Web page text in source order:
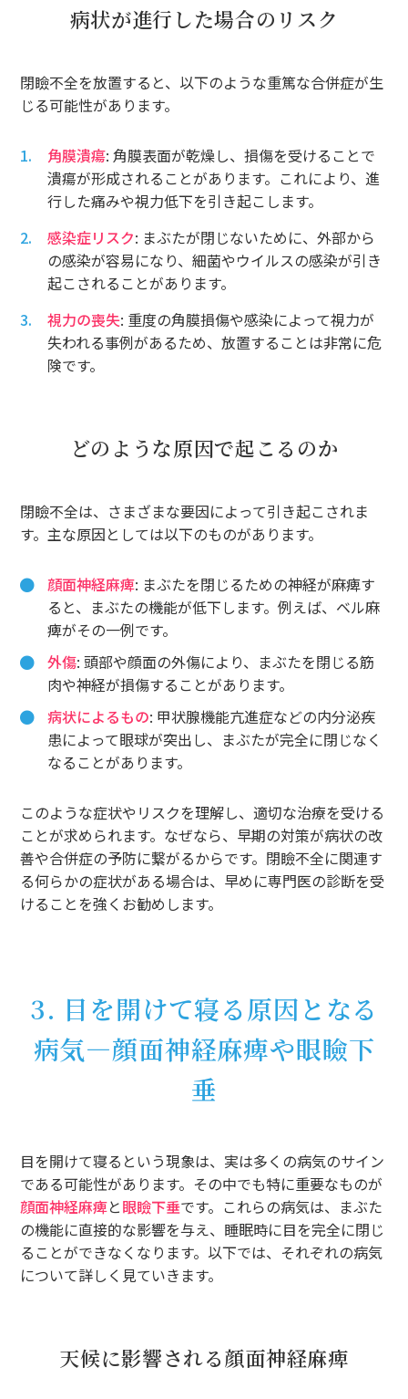
病状が進行した場合のリスク
閉瞼不全を放置すると、以下のような重篤な合併症が生
じる可能性があります。
角膜潰瘍: 角膜表面が乾燥し、損傷を受けることで
潰瘍が形成されることがあります。これにより、進
行した痛みや視力低下を引き起こします。
感染症リスク: まぶたが閉じないために、外部から
の感染が容易になり、細菌やウイルスの感染が引き
起こされることがあります。
視力の喪失: 重度の角膜損傷や感染によって視力が
失われる事例があるため、放置することは非常に危
険です。
どのような原因で起こるのか
閉瞼不全は、さまざまな要因によって引き起こされま
す。主な原因としては以下のものがあります。
顔面神経麻痺: まぶたを閉じるための神経が麻痺す
ると、まぶたの機能が低下します。例えば、ベル麻
痺がその一例です。
外傷: 頭部や顔面の外傷により、まぶたを閉じる筋
肉や神経が損傷することがあります。
病状によるもの: 甲状腺機能亢進症などの内分泌疾
患によって眼球が突出し、まぶたが完全に閉じなく
なることがあります。
このような症状やリスクを理解し、適切な治療を受ける
ことが求められます。なぜなら、早期の対策が病状の改
善や合併症の予防に繋がるからです。閉瞼不全に関連す
る何らかの症状がある場合は、早めに専門医の診断を受
けることを強くお勧めします。
3. 目を開けて寝る原因となる
病気―顔面神経麻痺や眼瞼下
垂
目を開けて寝るという現象は、実は多くの病気のサイン
である可能性があります。その中でも特に重要なものが
顔面神経麻痺と眼瞼下垂です。これらの病気は、まぶた
の機能に直接的な影響を与え、睡眠時に目を完全に閉じ
ることができなくなります。以下では、それぞれの病気
について詳しく見ていきます。
天候に影響される顔面神経麻痺